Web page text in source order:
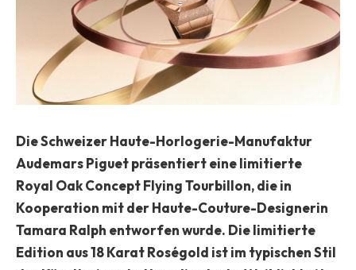
Die Schweizer Haute-Horlogerie-Manufaktur
Audemars Piguet präsentiert eine limitierte
Royal Oak Concept Flying Tourbillon, die in
Kooperation mit der Haute-Couture-Designerin
Tamara Ralph entworfen wurde. Die limitierte
Edition aus 18 Karat Roségold ist im typischen Stil